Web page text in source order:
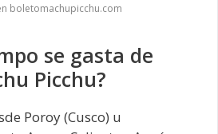
boletomachupicchu.com
se gasta de
Picchu?
Poroy (Cusco) u